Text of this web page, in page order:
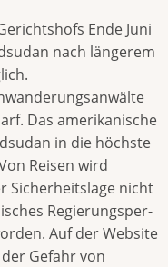
Ende Juni
nach längerem
Das amerika­nische
in die höchste
Reisen wird
Sicherheitslage nicht
Regierungsper­
Auf der Website
Gefahr von